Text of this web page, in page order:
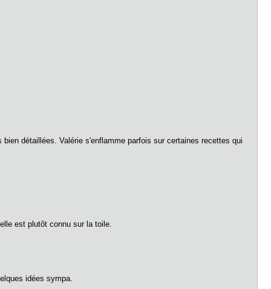
détaillées. Valérie s'enflamme parfois sur certaines recettes qui
est plutôt connu sur la toile.
idées sympa.